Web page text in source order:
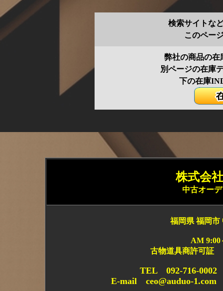
検索サイトな
このペー
弊社の商品の在
別ページの在庫
下の在庫
株式会
中古オー
福岡県 福岡市
AM
古物道具商許可証
TEL 092-716-
E-mail ceo@auduo-